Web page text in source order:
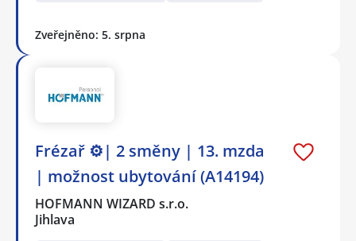
Zveřejněno: 5. srpna
Frézař ⚙️| 2 směny | 13. mzda
| možnost ubytování (A14194)
HOFMANN WIZARD s.r.o.
Jihlava